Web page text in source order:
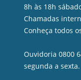
8h às 18h
Chamadas
Conheça todos
Ouvidoria 0800
segunda a sexta.